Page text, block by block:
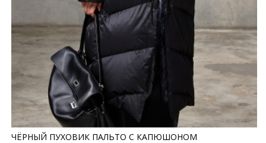
ЧЁРНЫЙ ПУХОВИК ПАЛЬТО С КАПЮШОНОМ